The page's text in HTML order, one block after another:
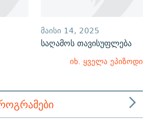
ᲛᲐᲘᲡᲘ 14, 2025
საღამოს თავისუფლება
იხ. ყველა ეპიზოდი